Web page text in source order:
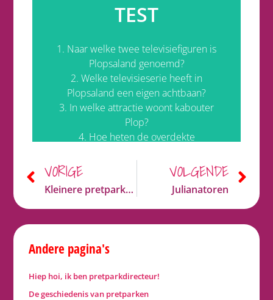
TEST
1. Naar welke twee televisiefiguren is
Plopsaland genoemd?
2. Welke televisieserie heeft in
Plopsaland een eigen achtbaan?
3. In welke attractie woont kabouter
Plop?
4. Hoe heten de overdekte
5. Welk bijtje heeft in Plopsaland haar
Antwoorden
1. Kabouter Plop en hond Samson
2. Het Huis Anubis
3. Het Bos van Plop
5. Maja de Bij
VORIGE
Kleinere pretparken
VOLGENDE
Julianatoren
Andere pagina's
Hiep hoi, ik ben pretparkdirecteur!
De geschiedenis van pretparken